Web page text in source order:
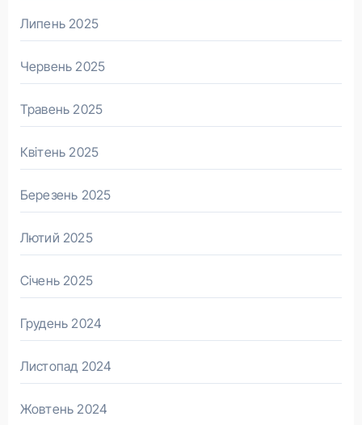
Липень 2025
Червень 2025
Травень 2025
Квітень 2025
Березень 2025
Лютий 2025
Січень 2025
Грудень 2024
Листопад 2024
Жовтень 2024